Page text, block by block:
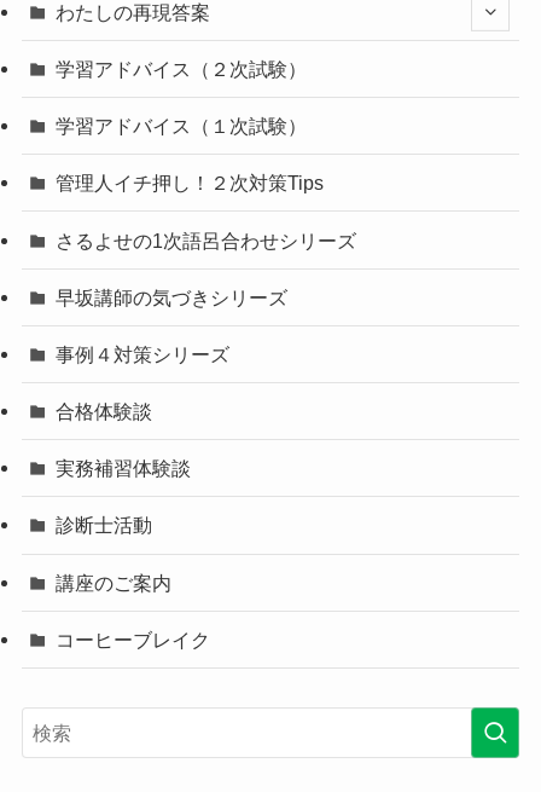
わたしの再現答案
学習アドバイス（２次試験）
学習アドバイス（１次試験）
管理人イチ押し！２次対策Tips
さるよせの1次語呂合わせシリーズ
早坂講師の気づきシリーズ
事例４対策シリーズ
合格体験談
実務補習体験談
診断士活動
講座のご案内
コーヒーブレイク